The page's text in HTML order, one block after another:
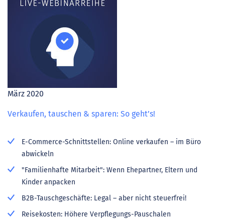
März 2020
Verkaufen, tauschen & sparen: So geht’s!
E-Commerce-Schnittstellen: Online verkaufen – im Büro
abwickeln
"Familienhafte Mitarbeit": Wenn Ehepartner, Eltern und
Kinder anpacken
B2B-Tauschgeschäfte: Legal – aber nicht steuerfrei!
Reisekosten: Höhere Verpflegungs-Pauschalen